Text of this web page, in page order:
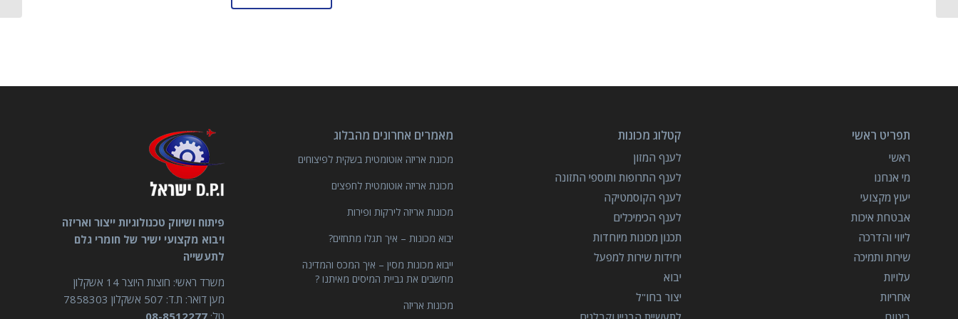
תפריט ראשי
ראשי
מי אנחנו
יעוץ מקצועי
אבטחת איכות
ליווי והדרכה
שירות ותמיכה
עלויות
אחריות
קטלוג מכונות
לענף המזון
לענף התרופות ותוספי התזונה
לענף הקוסמטיקה
לענף הכימיכלים
תכנון מכונות מיוחדות
יחידות שירות למפעל
יבוא
יצור בחו"ל
מאמרים אחרונים מהבלוג
מכונת אריזה אוטומטית בשקית לפיצוחים
מכונת אריזה אוטומטית לחפצים
מכונות אריזה לירקות ופירות
יבוא מכונות – איך תגלו מתחזים?
ייבוא מכונות מסין – איך המכס והמדינה
מחשבים את גביית המיסים מאיתנו ?
מכונות אריזה
פיתוח ושיווק טכנולוגיות ייצור ואריזה
ויבוא מקצועי ישיר של חומרי גלם
לתעשייה
משרד ראשי: חוצות היוצר 14 אשקלון
מען דואר: ת.ד: 507 אשקלון 7858303